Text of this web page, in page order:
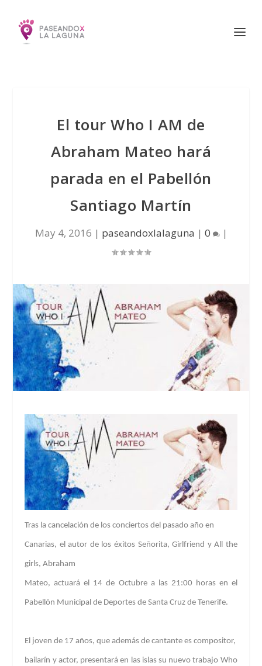
El tour Who I AM de
Abraham Mateo hará
parada en el Pabellón
Santiago Martín
May 4, 2016 | paseandoxlalaguna | 0 |
Tras la cancelación de los conciertos del pasado año en
Canarias, el autor de los éxitos Señorita, Girlfriend yAll the
girls, Abraham
Mateo, actuará el 14 de Octubrea las 21:00horas en el
Pabellón Municipal de Deportes de Santa Cruz de Tenerife.
El joven de 17 años, que además de cantante es compositor,
bailarín y actor, presentará en las islas su nuevo trabajo Who